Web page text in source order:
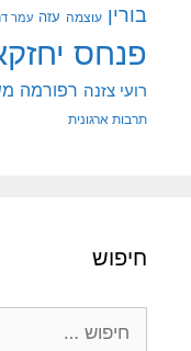
בורין עוצמה עזה עמר
פנחס
רועי צזנה רפורמה
תרבות ארגונית
חיפוש